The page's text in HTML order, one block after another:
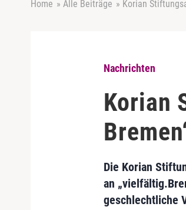
Home » Alle Beiträge » Korian
Nachrichten
Korian
Die Korian
an
geschlechtliche